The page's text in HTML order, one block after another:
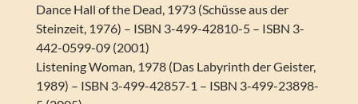
Dance Hall of the Dead, 1973 (Schüsse aus der
Steinzeit, 1976) – ISBN 3-499-42810-5 – ISBN 3-
442-0599-09 (2001)
Listening Woman, 1978 (Das Labyrinth der Geister,
1989) – ISBN 3-499-42857-1 – ISBN 3-499-23898-